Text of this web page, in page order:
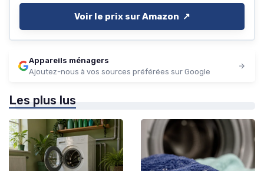
Voir le prix sur Amazon ↗️
Appareils ménagers
Ajoutez-nous à vos sources préférées sur Google
Les plus lus